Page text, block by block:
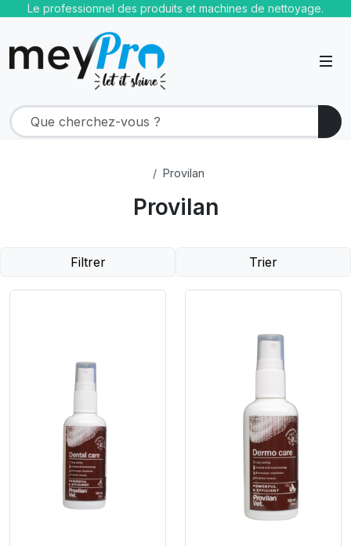
Le professionnel des produits et machines de nettoyage.
Provilan
Provilan
Filtrer Trier